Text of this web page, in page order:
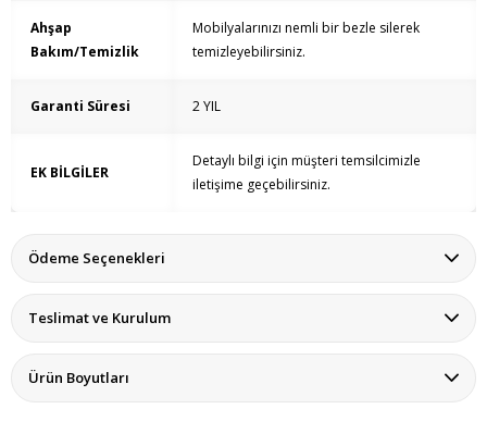
Ahşap
Bakım/Temizlik
Mobilyalarınızı nemli bir bezle silerek
temizleyebilirsiniz.
Garanti Süresi 2 YIL
EK BİLGİLER
Detaylı bilgi için müşteri temsilcimizle
iletişime geçebilirsiniz.
Ödeme Seçenekleri
Teslimat ve Kurulum
Ürün Boyutları